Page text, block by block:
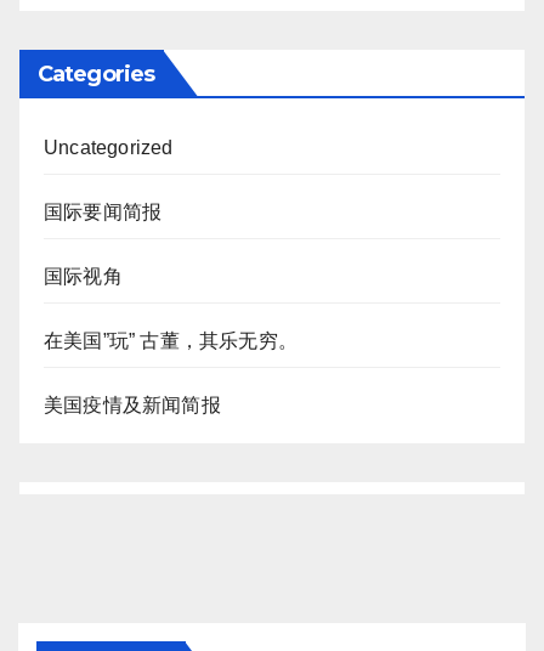
Categories
Uncategorized
国际要闻简报
国际视角
在美国”玩” 古董，其乐无穷。
美国疫情及新闻简报